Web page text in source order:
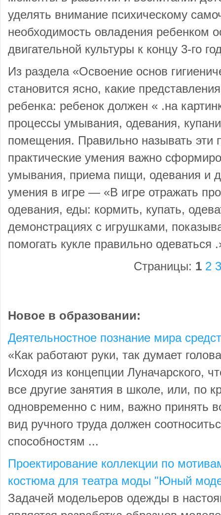
уделять внимание психическому
необходимость овладения ребенком
двигательной культуры к концу 3-го
Из раздела «Освоение основ
становится ясно, какие
ребенка: ребенок должен « .на
процессы умывания, одевания,
помещения. Правильно называть эти
практические умения важно
умывания, приема пищи, одевания и
умения в игре — «В игре отражать
одевания, еды: кормить, купать,
демонстрациях с игрушками,
помогать кукле правильно одеваться
Страницы: 1 2 3
Новое в образовании:
Деятельностное познание мира
«Как работают руки, так думает
Исходя из концепции Луначарского,
все другие занятия в школе, или, по
одновременно с ним, важно принять
вид ручного труда должен
способностям ...
Проектирование коллекции по
костюма для театра моды "Юный
Задачей модельеров одежды в